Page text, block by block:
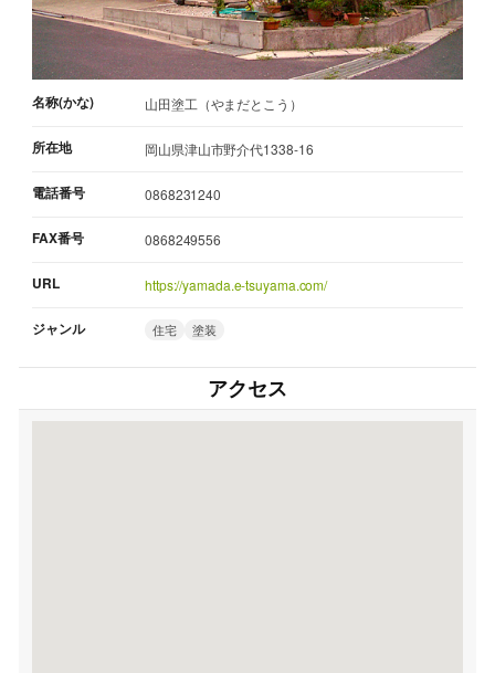
名称(かな) 山田塗工（やまだとこう）
所在地 岡山県津山市野介代1338-16
電話番号 0868231240
FAX番号 0868249556
URL https://yamada.e-tsuyama.com/
ジャンル 住宅 塗装
アクセス